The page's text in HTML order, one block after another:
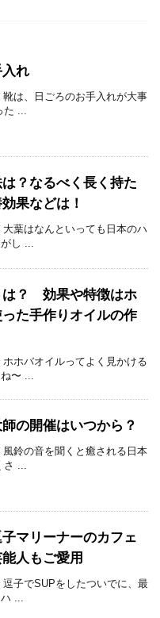
れ
は、日ごろのお手入れが大事
た ...
？なるべく長く持た
果などは！
葉はなんといっても日本のハ
し ...
は？ 効果や特徴はホ
た手作りオイルの作
ホバオイルってよく見かける
〜 ...
の開催はいつから？
鈴の音を聞くと癒される日本
さ ...
マリーナーのカフェ
人もご愛用
子でSUPをしたついでに、最
...